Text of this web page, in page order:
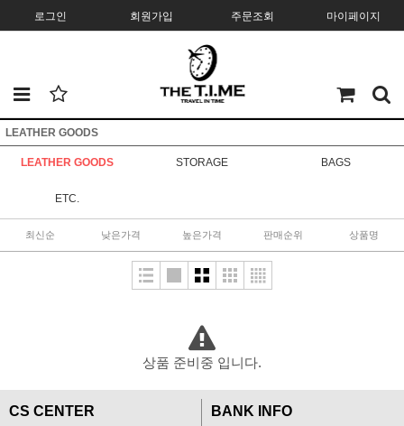
로그인 회원가입 주문조회 마이페이지
LEATHER GOODS
LEATHER GOODS STORAGE BAGS
ETC.
최신순 낮은가격 높은가격 판매순위 상품명
상품 준비중 입니다.
CS CENTER
BANK INFO